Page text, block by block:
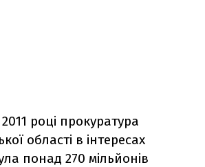
році прокуратура
області в інтересах
понад 270 мільйонів